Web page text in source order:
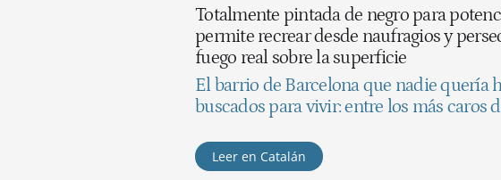
Totalmente pintada de negro para
permite recrear desde naufragios y
fuego real sobre la superficie
El barrio de Barcelona que nadie quería
buscados para vivir: entre los más caros
Leer en Catalán